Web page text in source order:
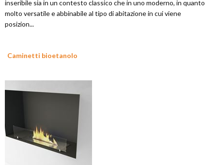
inseribile sia in un contesto classico che in uno moderno, in quanto
molto versatile e abbinabile al tipo di abitazione in cui viene
posizion...
Caminetti bioetanolo